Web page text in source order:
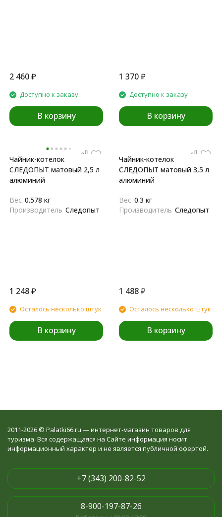
2 460₽
Доступно к заказу
В корзину
1 370₽
Доступно к заказу
В корзину
Чайник-котелок
СЛЕДОПЫТ матовый 2,5 л
алюминий
Вес 0.578 кг
Производитель Следопыт
1 248₽
Осталось несколько штук
В корзину
Чайник-котелок
СЛЕДОПЫТ матовый 3,5 л
алюминий
Вес 0.3 кг
Производитель Следопыт
1 488₽
Осталось несколько штук
В корзину
2011-2026 © Palatki66.ru — интернет-магазин товаров для
туризма. Вся содержащаяся на Сайте информация носит
информационный характер и не является публичной офертой.
+7 (343) 200-82-52
8-900-197-87-26